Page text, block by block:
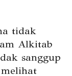
tidak
Alkitab
sanggup